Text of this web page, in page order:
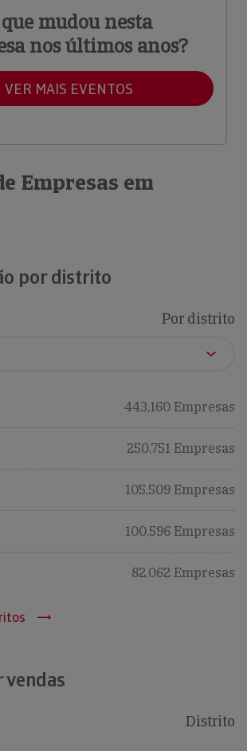
que mudou nesta
nos últimos anos?
VER MAIS EVENTOS
Empresas em
por distrito
Por distrito
443,160 Empresas
250,751 Empresas
105,509 Empresas
100,596 Empresas
82,062 Empresas
vendas
Distrito